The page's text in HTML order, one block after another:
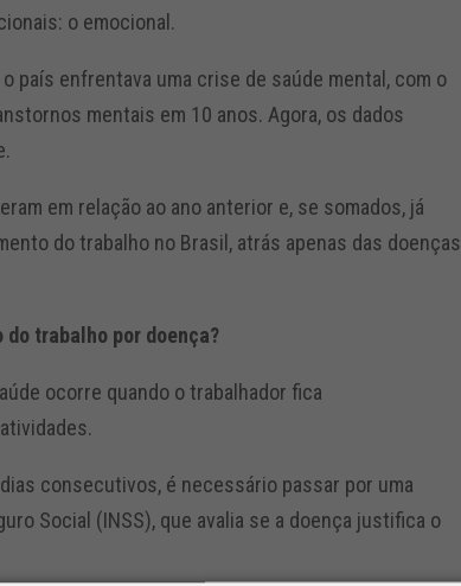
o emocional.
país enfrentava uma crise de saúde mental, com o
mentais em 10 anos. Agora, os dados
em relação ao ano anterior e, se somados, já
do trabalho no Brasil, atrás apenas das doenças
trabalho por doença?
ocorre quando o trabalhador fica
consecutivos, é necessário passar por uma
Social (INSS), que avalia se a doença justifica o